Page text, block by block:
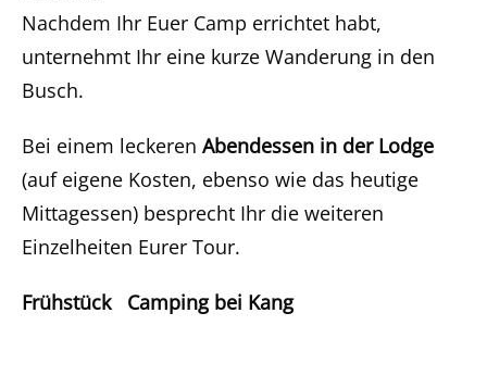
Nachdem Ihr Euer Camp errichtet habt,
unternehmt Ihr eine kurze Wanderung in den
Busch.
Bei einem leckeren Abendessen in der Lodge
(auf eigene Kosten, ebenso wie das heutige
Mittagessen) besprecht Ihr die weiteren
Einzelheiten Eurer Tour.
Frühstück Camping bei Kang